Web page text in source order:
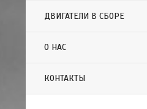
ДВИГАТЕЛИ В СБОРЕ
О НАС
КОНТАКТЫ